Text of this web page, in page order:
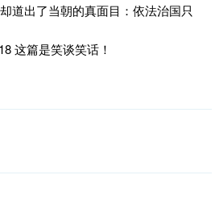
道出了当朝的真面目：依法治国只
这篇是笑谈笑话！